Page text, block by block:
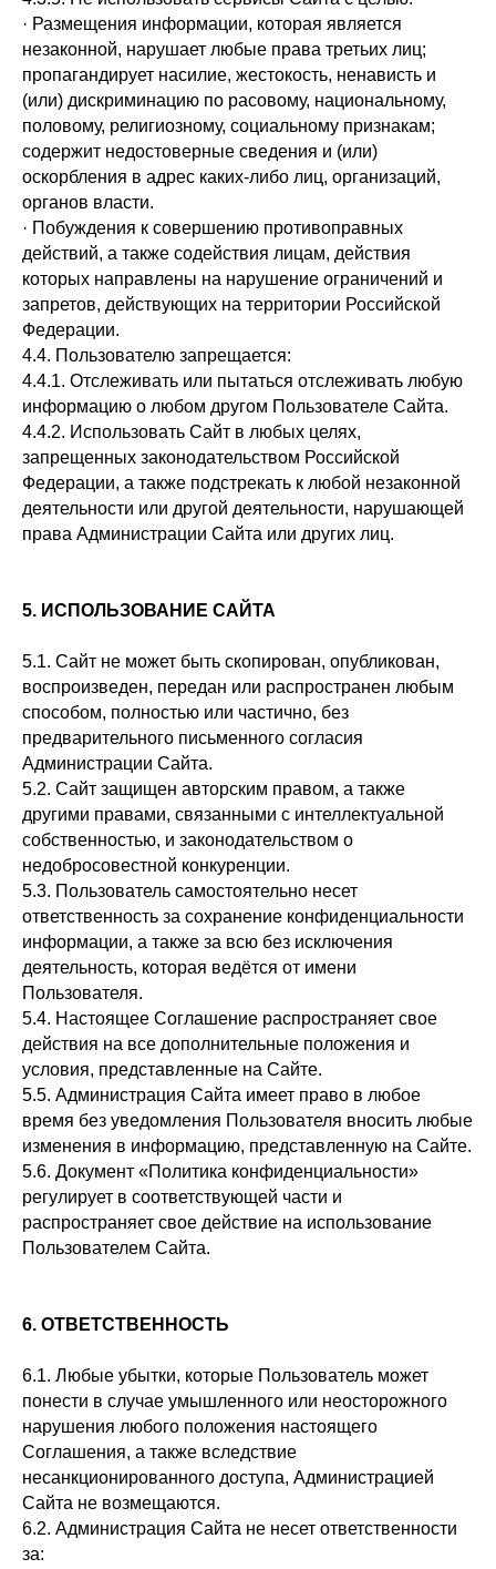
· Размещения информации, которая является
незаконной, нарушает любые права третьих лиц;
пропагандирует насилие, жестокость, ненависть и
(или) дискриминацию по расовому, национальному,
половому, религиозному, социальному признакам;
содержит недостоверные сведения и (или)
оскорбления в адрес каких-либо лиц, организаций,
органов власти.
· Побуждения к совершению противоправных
действий, а также содействия лицам, действия
которых направлены на нарушение ограничений и
запретов, действующих на территории Российской
Федерации.
4.4. Пользователю запрещается:
4.4.1. Отслеживать или пытаться отслеживать любую
информацию о любом другом Пользователе Сайта.
4.4.2. Использовать Сайт в любых целях,
запрещенных законодательством Российской
Федерации, а также подстрекать к любой незаконной
деятельности или другой деятельности, нарушающей
права Администрации Сайта или других лиц.
5. ИСПОЛЬЗОВАНИЕ САЙТА
5.1. Сайт не может быть скопирован, опубликован,
воспроизведен, передан или распространен любым
способом, полностью или частично, без
предварительного письменного согласия
Администрации Сайта.
5.2. Сайт защищен авторским правом, а также
другими правами, связанными с интеллектуальной
собственностью, и законодательством о
недобросовестной конкуренции.
5.3. Пользователь самостоятельно несет
ответственность за сохранение конфиденциальности
информации, а также за всю без исключения
деятельность, которая ведётся от имени
Пользователя.
5.4. Настоящее Соглашение распространяет свое
действия на все дополнительные положения и
условия, представленные на Сайте.
5.5. Администрация Сайта имеет право в любое
время без уведомления Пользователя вносить любые
изменения в информацию, представленную на Сайте.
5.6. Документ «Политика конфиденциальности»
регулирует в соответствующей части и
распространяет свое действие на использование
Пользователем Сайта.
6. ОТВЕТСТВЕННОСТЬ
6.1. Любые убытки, которые Пользователь может
понести в случае умышленного или неосторожного
нарушения любого положения настоящего
Соглашения, а также вследствие
несанкционированного доступа, Администрацией
Сайта не возмещаются.
6.2. Администрация Сайта не несет ответственности
за: